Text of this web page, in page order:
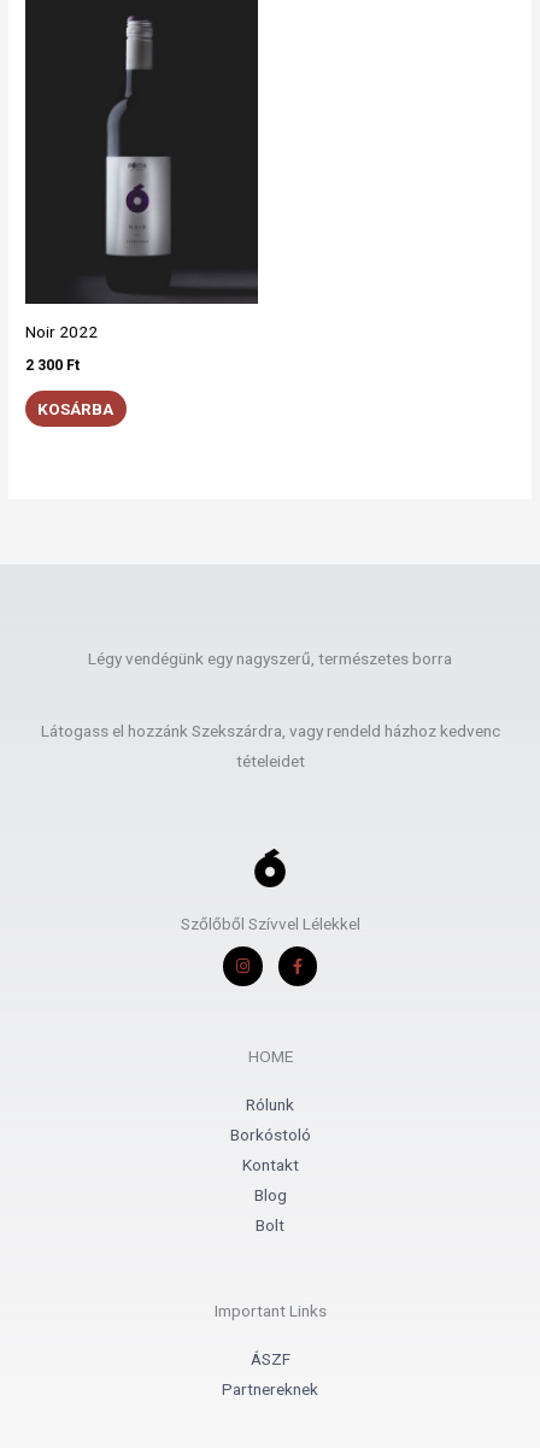
Noir 2022
2 300 Ft
KOSÁRBA
Légy vendégünk egy nagyszerű, természetes borra
Látogass el hozzánk Szekszárdra, vagy rendeld házhoz kedvenc
tételeidet
Szőlőből Szívvel Lélekkel
I
n
s
a
F
a
c
HOME
Rólunk
Borkóstoló
Kontakt
Blog
Bolt
Important Links
ÁSZF
Partnereknek